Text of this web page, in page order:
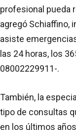
profesional pueda
agregó Schiaffino,
asiste
las 24 horas, los
08002229911-.
También, la
tipo de consultas
en los últimos